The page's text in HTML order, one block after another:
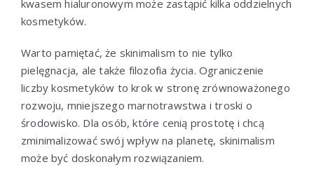
kwasem hialuronowym może zastąpić kilka oddzielnych
kosmetyków.
Warto pamiętać, że skinimalism to nie tylko
pielęgnacja, ale także filozofia życia. Ograniczenie
liczby kosmetyków to krok w stronę zrównoważonego
rozwoju, mniejszego marnotrawstwa i troski o
środowisko. Dla osób, które cenią prostotę i chcą
zminimalizować swój wpływ na planetę, skinimalism
może być doskonałym rozwiązaniem.